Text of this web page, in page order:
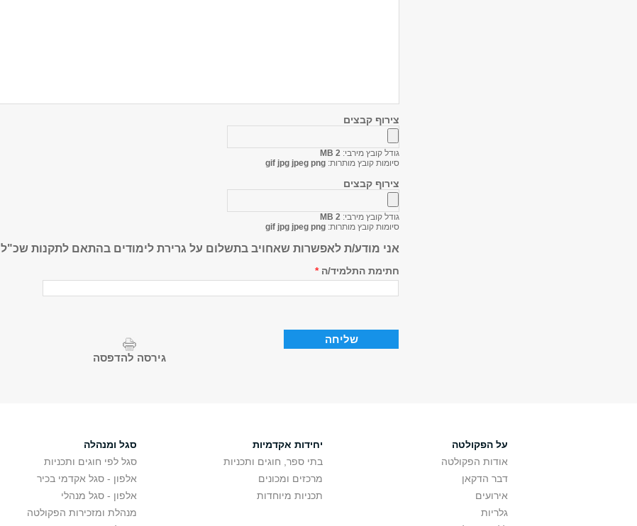
צירוף קבצים
גודל קובץ מירבי: 2 MB
סיומות קובץ מותרות: gif jpg jpeg png
צירוף קבצים
גודל קובץ מירבי: 2 MB
סיומות קובץ מותרות: gif jpg jpeg png
אני מודע/ת לאפשרות שאחויב בתשלום על גרירת לימודים בהתאם לתקנות שכ"ל
חתימת התלמיד/ה*
גירסה להדפסה
על הפקולטה
אודות הפקולטה
דבר הדקאן
אירועים
גלריות
יחידות אקדמיות
בתי ספר, חוגים ותכניות
מרכזים ומכונים
תכניות מיוחדות
סגל ומנהלה
סגל לפי חוגים ותכניות
אלפון - סגל אקדמי בכיר
אלפון - סגל מנהלי
מנהלת ומזכירות הפקולטה